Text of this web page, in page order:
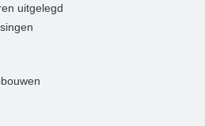
uitgelegd